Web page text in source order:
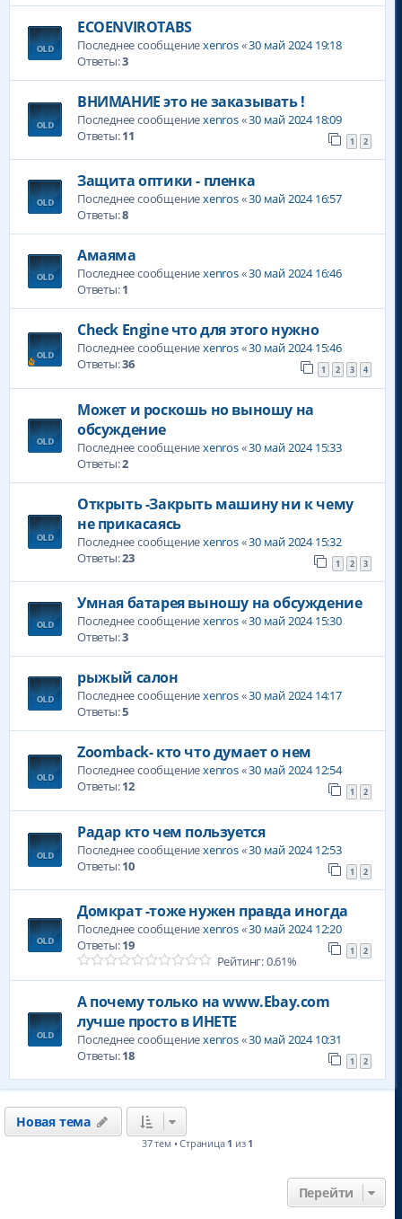
ECOENVIROTABS
Последнее сообщениеxenros«30 май 2024 19:18
Ответы:3
ВНИМАНИЕ это не заказывать !
Последнее сообщениеxenros«30 май 2024 18:09
Ответы:11 1 2
Защита оптики - пленка
Последнее сообщениеxenros«30 май 2024 16:57
Ответы:8
Амаяма
Последнее сообщениеxenros«30 май 2024 16:46
Ответы:1
Check Engine что для этого нужно
Последнее сообщениеxenros«30 май 2024 15:46
Ответы:36 1 2 3 4
Может и роскошь но выношу на
обсуждение
Последнее сообщениеxenros«30 май 2024 15:33
Ответы:2
Открыть -Закрыть машину ни к чему
не прикасаясь
Последнее сообщениеxenros«30 май 2024 15:32
Ответы:23 1 2 3
Умная батарея выношу на обсуждение
Последнее сообщениеxenros«30 май 2024 15:30
Ответы:3
рыжый салон
Последнее сообщениеxenros«30 май 2024 14:17
Ответы:5
Zoomback- кто что думает о нем
Последнее сообщениеxenros«30 май 2024 12:54
Ответы:12 1 2
Радар кто чем пользуется
Последнее сообщениеxenros«30 май 2024 12:53
Ответы:10 1 2
Домкрат -тоже нужен правда иногда
Последнее сообщениеxenros«30 май 2024 12:20
Ответы:19 1 2
Рейтинг: 0.61%
А почему только на www.Ebay.com
лучше просто в ИНЕТЕ
Последнее сообщениеxenros«30 май 2024 10:31
Ответы:18 1 2
Новая тема
37 тем • Страница 1 из 1
Перейти